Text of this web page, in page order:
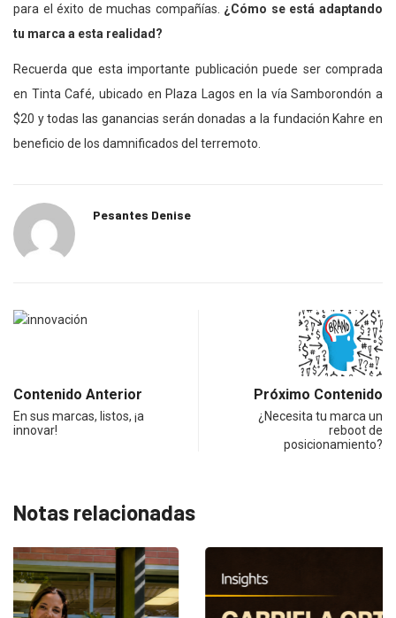
para el éxito de muchas compañías. ¿Cómo se está adaptando
tu marca a esta realidad?
Recuerda que esta importante publicación puede ser comprada
en Tinta Café, ubicado en Plaza Lagos en la vía Samborondón a
$20 y todas las ganancias serán donadas a la fundación Kahre en
beneficio de los damnificados del terremoto.
Pesantes Denise
Contenido Anterior
En sus marcas, listos, ¡a
innovar!
Próximo Contenido
¿Necesita tu marca un
reboot de
posicionamiento?
Notas relacionadas